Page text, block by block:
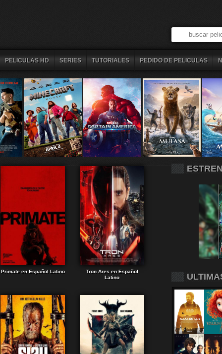
PELICULAS HD SERIES TUTORIALES PEDIDO DE PELICULAS
Primate en Español Latino
Tron Ares en Español
Latino